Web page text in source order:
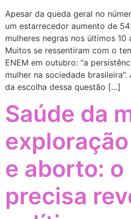
Apesar da queda geral no
um estarrecedor aumento de
mulheres negras nos últimos 10
Muitos se ressentiram com o
ENEM em outubro: “a
mulher na sociedade
da escolha dessa questão […]
Saúde da
e aborto: o
precisa